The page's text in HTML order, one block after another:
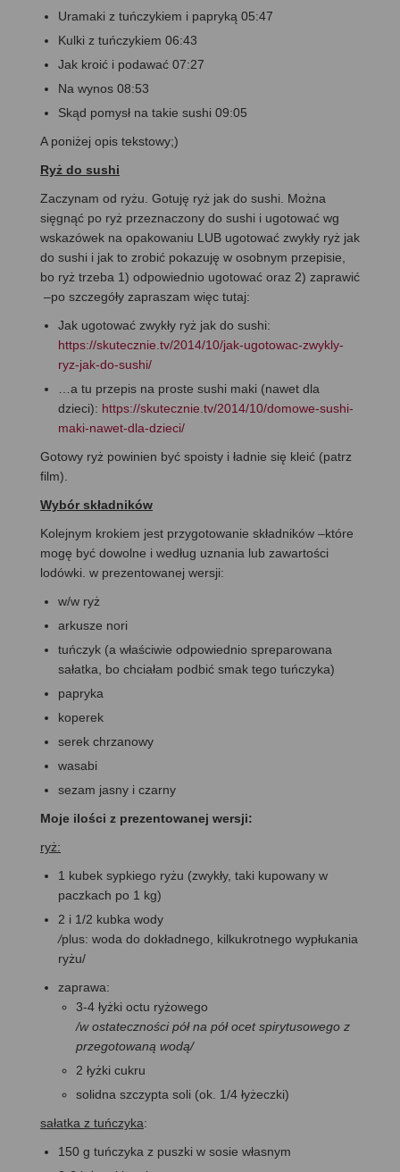
Uramaki z tuńczykiem i papryką 05:47
Kulki z tuńczykiem 06:43
Jak kroić i podawać 07:27
Na wynos 08:53
Skąd pomysł na takie sushi 09:05
A poniżej opis tekstowy;)
Ryż do sushi
Zaczynam od ryżu. Gotuję ryż jak do sushi. Można
sięgnąć po ryż przeznaczony do sushi i ugotować wg
wskazówek na opakowaniu LUB ugotować zwykły ryż jak
do sushi i jak to zrobić pokazuję w osobnym przepisie,
bo ryż trzeba 1) odpowiednio ugotować oraz 2) zaprawić
–po szczegóły zapraszam więc tutaj:
Jak ugotować zwykły ryż jak do sushi:
https://skutecznie.tv/2014/10/jak-ugotowac-zwykly-
ryz-jak-do-sushi/
…a tu przepis na proste sushi maki (nawet dla
dzieci): https://skutecznie.tv/2014/10/domowe-sushi-
maki-nawet-dla-dzieci/
Gotowy ryż powinien być spoisty i ładnie się kleić (patrz
film).
Wybór składników
Kolejnym krokiem jest przygotowanie składników –które
mogę być dowolne i według uznania lub zawartości
lodówki. w prezentowanej wersji:
w/w ryż
arkusze nori
tuńczyk (a właściwie odpowiednio spreparowana
sałatka, bo chciałam podbić smak tego tuńczyka)
papryka
koperek
serek chrzanowy
wasabi
sezam jasny i czarny
Moje ilości z prezentowanej wersji:
ryż:
1 kubek sypkiego ryżu (zwykły, taki kupowany w
paczkach po 1 kg)
2 i 1/2 kubka wody
/plus: woda do dokładnego, kilkukrotnego wypłukania
ryżu/
zaprawa:
3-4 łyżki octu ryżowego
/w ostateczności pół na pół ocet spirytusowego z
przegotowaną wodą/
2 łyżki cukru
solidna szczypta soli (ok. 1/4 łyżeczki)
sałatka z tuńczyka:
150 g tuńczyka z puszki w sosie własnym